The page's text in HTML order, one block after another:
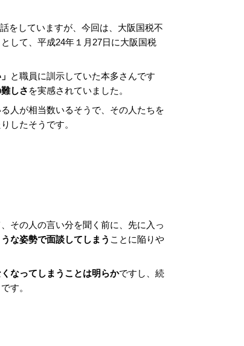
をしていますが、今回は、大阪国税不
して、平成24年１月27日に大阪国税
と職員に訓示していた本多さんです
しさ を実感されていました。
人が相当数いるそうで、その人たちを
したそうです。
その人の言い分を聞く前に、先に入っ
な姿勢で面談してしまう ことに陥りや
なってしまうことは明らかですし、続
す。